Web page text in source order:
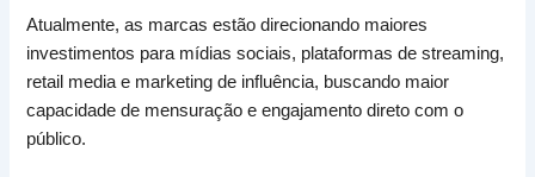
Atualmente, as marcas estão direcionando maiores
investimentos para mídias sociais, plataformas de streaming,
retail media e marketing de influência, buscando maior
capacidade de mensuração e engajamento direto com o
público.